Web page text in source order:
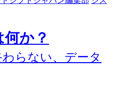
か？
らない、データ